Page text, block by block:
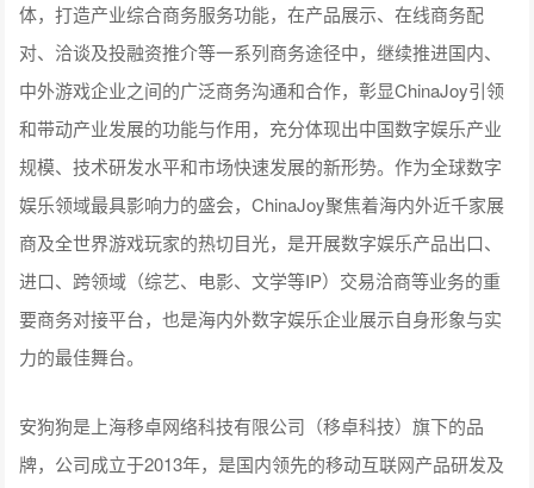
体，打造产业综合商务服务功能，在产品展示、在线商务配
对、洽谈及投融资推介等一系列商务途径中，继续推进国内、
中外游戏企业之间的广泛商务沟通和合作，彰显ChinaJoy引领
和带动产业发展的功能与作用，充分体现出中国数字娱乐产业
规模、技术研发水平和市场快速发展的新形势。作为全球数字
娱乐领域最具影响力的盛会，ChinaJoy聚焦着海内外近千家展
商及全世界游戏玩家的热切目光，是开展数字娱乐产品出口、
进口、跨领域（综艺、电影、文学等IP）交易洽商等业务的重
要商务对接平台，也是海内外数字娱乐企业展示自身形象与实
力的最佳舞台。
安狗狗是上海移卓网络科技有限公司（移卓科技）旗下的品
牌，公司成立于2013年，是国内领先的移动互联网产品研发及